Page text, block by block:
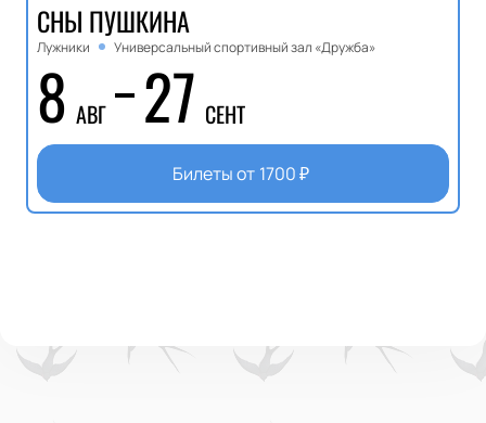
СНЫ ПУШКИНА
Лужники Универсальный спортивный зал «Дружба»
8 АВГ 27 СЕНТ
Билеты от 1700₽